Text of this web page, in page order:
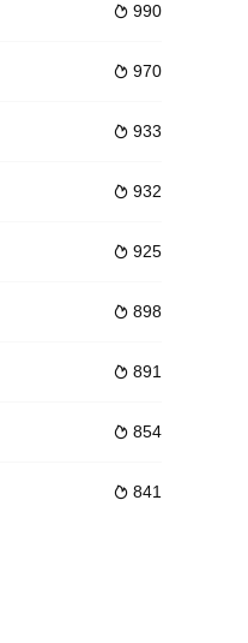
帝已即位不少时日
在澳大利亚公映以来，在影评界
司里捡到了一大袋钱，
与开发商王总是好兄弟而陷入两
 990
 970
 933
 932
 925
 898
 891
 854
 841